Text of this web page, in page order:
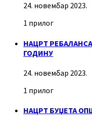
24. новембар 2023.
1 прилог
НАЦРТ
ГОДИНУ
24. новембар 2023.
1 прилог
НАЦРТ БУЏЕТА